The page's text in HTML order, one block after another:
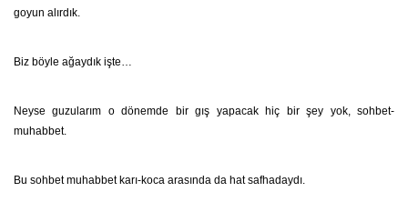
goyun alırdık.
Biz böyle ağaydık işte…
Neyse guzularım o dönemde bir gış yapacak hiç bir şey yok, sohbet-
muhabbet.
Bu sohbet muhabbet karı-koca arasında da hat safhadaydı.